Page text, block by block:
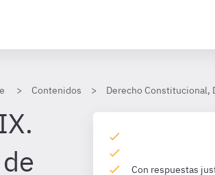
Contenidos Derecho Constitucional,
Con respuestas